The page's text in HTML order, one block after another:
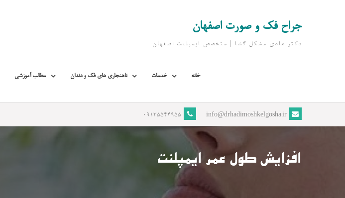
جراح فک و صورت اصفهان
دکتر هادی مشکل گشا | متخصص ايمپلنت اصفهان
خانه خدمات ناهنجاری های فک و دندان مطالب آموزشی
info@drhadimoshkelgosha.ir
09135544955
افزایش طول عمر ایمپلنت